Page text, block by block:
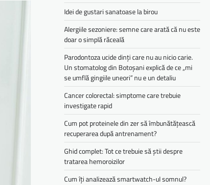
Idei de gustari sanatoase la birou
Alergiile sezoniere: semne care arată că nu este
doar o simplă răceală
Parodontoza ucide dinți care nu au nicio carie.
Un stomatolog din Botoșani explică de ce „mi
se umflă gingiile uneori” nu e un detaliu
Cancer colorectal: simptome care trebuie
investigate rapid
Cum pot proteinele din zer să îmbunătățească
recuperarea după antrenament?
Ghid complet: Tot ce trebuie să știi despre
tratarea hemoroizilor
Cum îți analizează smartwatch-ul somnul?